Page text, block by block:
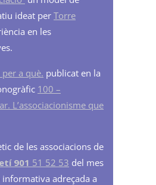
ideat per Torre
en les
a què. publicat en la
100 –
L’associacionisme que
de les associacions de
901 51 52 53 del mes
adreçada a